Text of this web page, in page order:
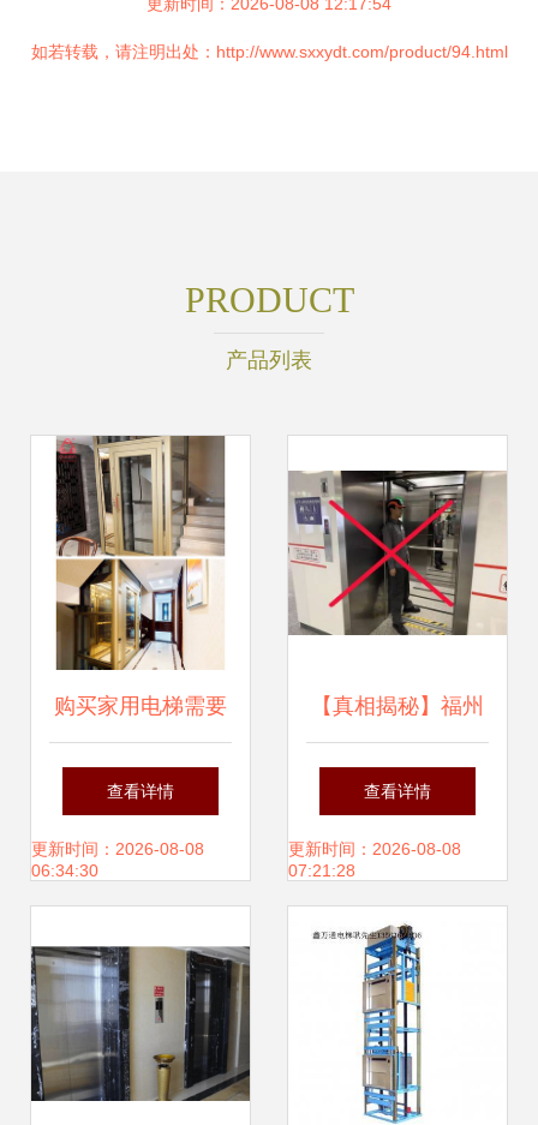
如若转载，请注明出处：http://www.sxxydt.com/product/94.html
PRODUCT
产品列表
购买家用电梯需要
支付哪些费用？
查看详情
更新时间：2026-08-08
06:34:30
【真相揭秘】福州
地铁强调站稳扶好
是否抛弃‘左行右
立’？地铁出行安全
须知，别让错误习
惯带偏了你
查看详情
更新时间：2026-08-08
07:21:28